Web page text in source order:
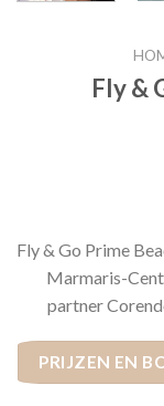
Fly &
Fly & Go Prime
Marmaris-
partner
PRIJZEN EN